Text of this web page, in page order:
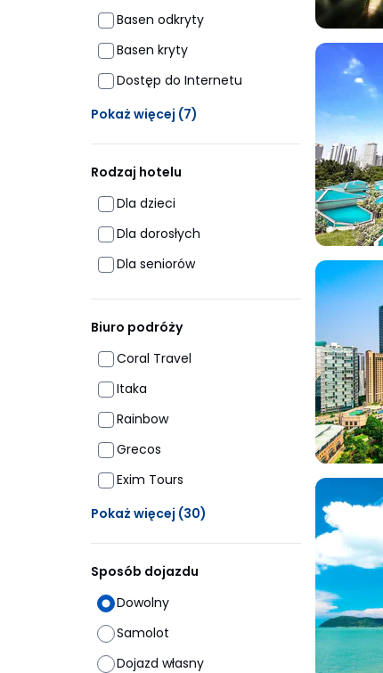
Basen odkryty
Basen kryty
Dostęp do Internetu
Pokaż więcej (7)
Rodzaj hotelu
Dla dzieci
Dla dorosłych
Dla seniorów
Biuro podróży
Coral Travel
Itaka
Rainbow
Grecos
Exim Tours
Pokaż więcej (30)
Sposób dojazdu
Dowolny
Samolot
Dojazd własny